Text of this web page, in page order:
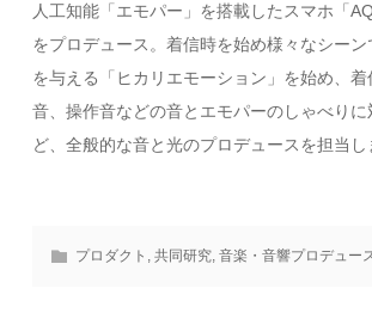
人工知能「エモパー」を搭載したスマホ「
をプロデュース。着信時を始め様々なシー
を与える「ヒカリエモーション」を始め、
音、操作音などの音とエモパーのしゃべりに
ど、全般的な音と光のプロデュースを担当し
プロダクト ,共同研究,音楽・音響プロデュー